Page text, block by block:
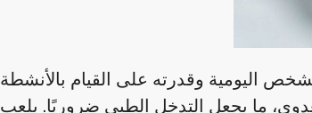
اليومية وقدرته على القيام بالأنشطة
ما يجعل التدخل الطبي ضروريًا. يلعب